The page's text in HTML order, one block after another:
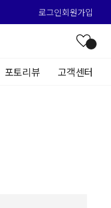
로그인회원가입
포토리뷰 고객센터